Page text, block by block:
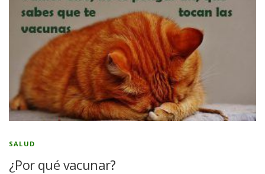
SALUD
¿Por qué vacunar?